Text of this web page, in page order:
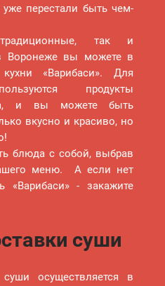
Десерты
уже перестали быть чем-
так и
Воронеже вы можете в
«Варибаси». Для
продукты
и вы можете быть
вкусно и красиво, но
блюда с собой, выбрав
меню. А если нет
«Варибаси» - закажите
суши
осуществляется в